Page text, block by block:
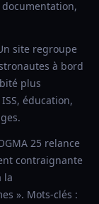
documentation,
site regroupe
à bord
plus
éducation,
25 relance
contraignante
la
». Mots-clés :